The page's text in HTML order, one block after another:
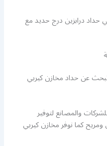
حداد درابزين درج حديد مع
عن حداد مخازن كيربي
والمصانع لتوفير
كما نوفر مخازن كيربي